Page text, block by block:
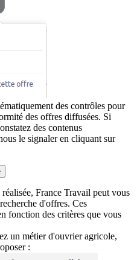
des contrôles pour
des offres diffusées. Si
des contenus
le signaler en cliquant sur
France Travail peut vous
d'offres. Ces
fonction des critères que vous
un métier d'ouvrier agricole,
: